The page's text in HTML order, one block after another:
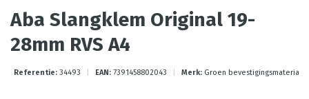
Aba Slangklem Original 19-
28mm RVS A4
Referentie: 34493 EAN: 7391458802043 Merk: Groen